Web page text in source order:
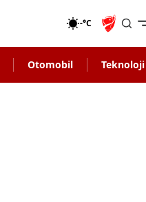
-°C
Otomobil Teknoloji